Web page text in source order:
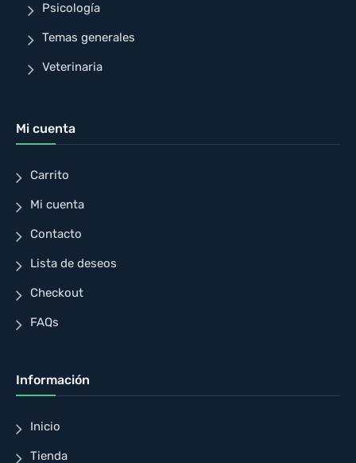
Psicología
Temas generales
Veterinaria
Mi cuenta
Carrito
Mi cuenta
Contacto
Lista de deseos
Checkout
FAQs
Información
Inicio
Tienda